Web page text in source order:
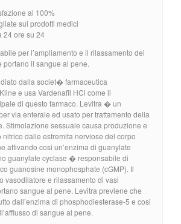
al 100%
sui prodotti medici
24 ore su 24
per l’ampliamento e il rilassamento dei
portano il sangue al pene.
dalla societ� farmaceutica
e usa Vardenafil HCl come il
di questo farmaco. Levitra � un
via enterale ed usato per trattamento della
Stimolazione sessuale causa produzione e
nitrico dalle estremita nerviose del corpo
attivando cosi un’enzima di guanylate
guanylate cyclase � responsabile di
guanosine monophosphate (cGMP). Il
vasodilatore e rilassamento di vasi
sangue al pene. Levitra previene che
dall’enzima di phosphodiesterase-5 e cosi
di sangue al pene.